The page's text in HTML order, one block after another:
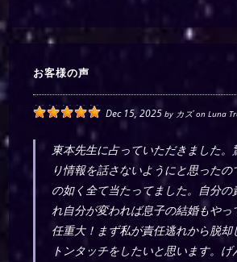
お客様の声
Dec 15, 2025 by カズonLuna
東本先生に占っていただきました。
り情報を話さないようにと思ったの
の如く全て当たってました。自分の
れ自分が変われば息子の結婚もやっ
任重大！まず私が責任逃れから脱
トンタッチをしたいと思います。げ